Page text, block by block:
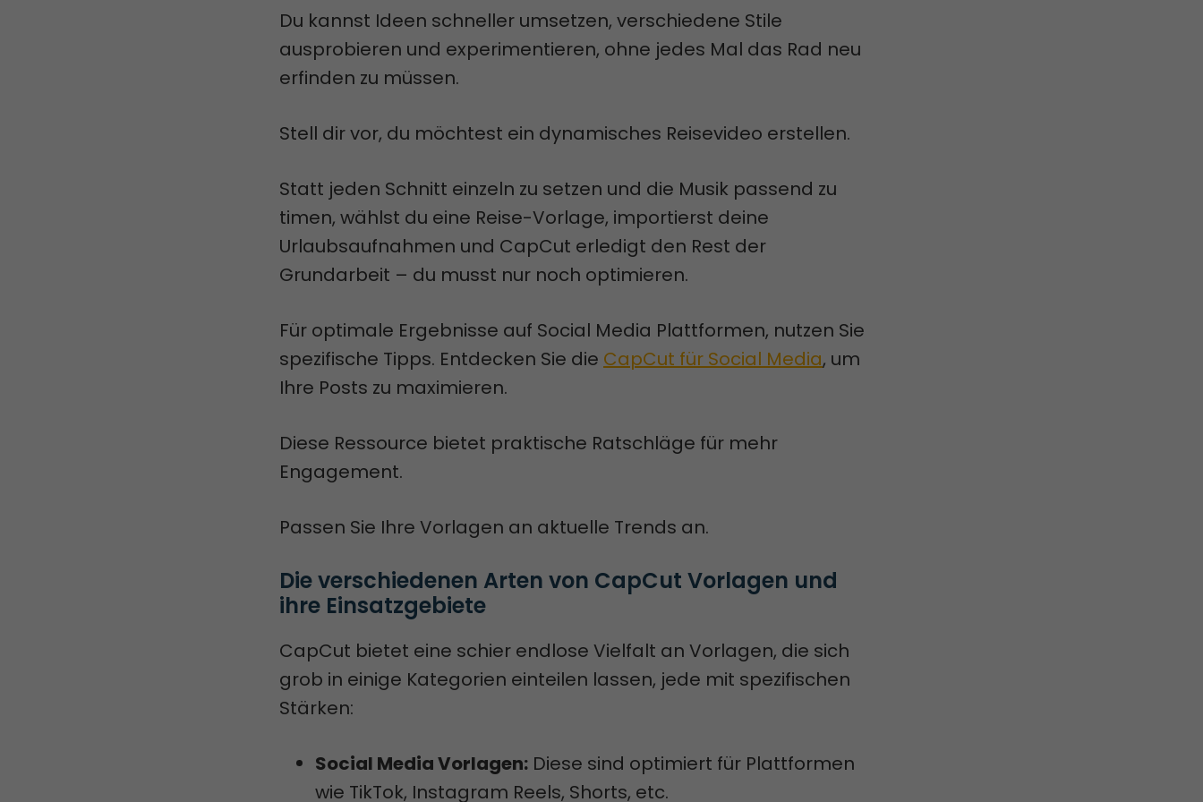
Du kannst Ideen schneller umsetzen, verschiedene Stile
ausprobieren und experimentieren, ohne jedes Mal das Rad neu
erfinden zu müssen.
Stell dir vor, du möchtest ein dynamisches Reisevideo erstellen.
Statt jeden Schnitt einzeln zu setzen und die Musik passend zu
timen, wählst du eine Reise-Vorlage, importierst deine
Urlaubsaufnahmen und CapCut erledigt den Rest der
Grundarbeit – du musst nur noch optimieren.
Für optimale Ergebnisse auf Social Media Plattformen, nutzen Sie
spezifische Tipps. Entdecken Sie die CapCut für Social Media, um
Ihre Posts zu maximieren.
Diese Ressource bietet praktische Ratschläge für mehr
Engagement.
Passen Sie Ihre Vorlagen an aktuelle Trends an.
Die verschiedenen Arten von CapCut Vorlagen und
ihre Einsatzgebiete
CapCut bietet eine schier endlose Vielfalt an Vorlagen, die sich
grob in einige Kategorien einteilen lassen, jede mit spezifischen
Stärken:
Social Media Vorlagen: Diese sind optimiert für Plattformen
wie TikTok, Instagram Reels, Shorts, etc.